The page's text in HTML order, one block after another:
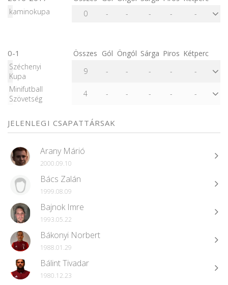
kaminokupa
0 - - - - -
0-1 Összes Gól Öngól Sárga Piros Kétperc
Széchenyi
Kupa
9 - - - -
-
Minifutball
Szövetség
4 - - - - -
JELENLEGI CSAPATTÁRSAK
Arany Márió
2000.09.10
Bács Zalán
1999.08.09
Bajnok Imre
1993.05.22
Bákonyi Norbert
1988.01.29
Bálint Tivadar
1980.12.23